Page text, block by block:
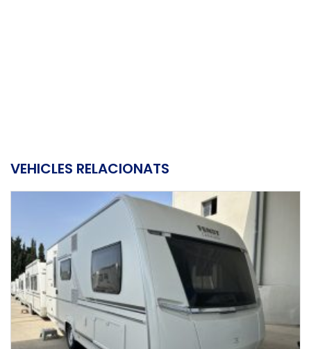
VEHICLES RELACIONATS